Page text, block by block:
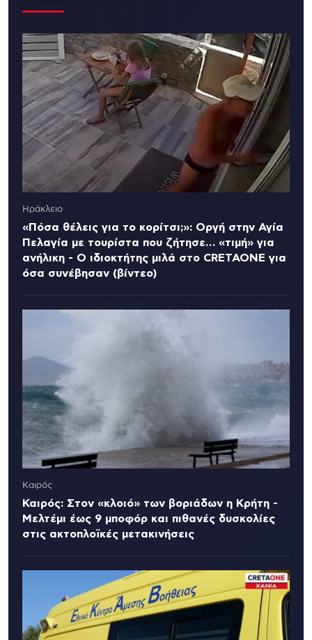
Ηράκλειο
«Πόσα θέλεις για το κορίτσι;»: Οργή στην Αγία
Πελαγία με τουρίστα που ζήτησε… «τιμή» για
ανήλικη - Ο ιδιοκτήτης μιλά στο CRETAONE για
όσα συνέβησαν (βίντεο)
Καιρός
Καιρός: Στον «κλοιό» των βοριάδων η Κρήτη -
Μελτέμι έως 9 μποφόρ και πιθανές δυσκολίες
στις ακτοπλοϊκές μετακινήσεις